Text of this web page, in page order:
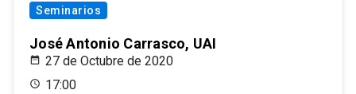
Seminarios
José Antonio Carrasco, UAI
27 de Octubre de 2020
17:00